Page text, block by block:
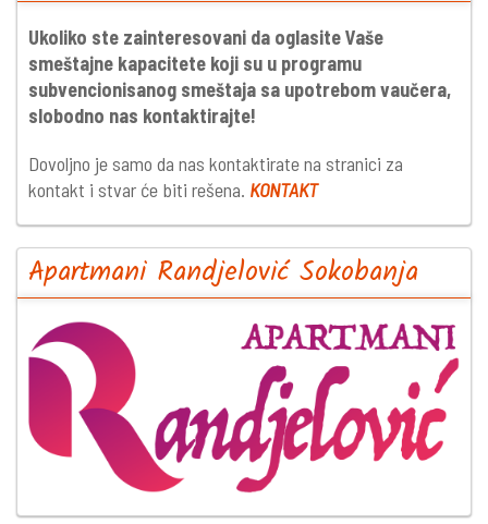
Ukoliko ste zainteresovani da oglasite Vaše
smeštajne kapacitete koji su u programu
subvencionisanog smeštaja sa upotrebom vaučera,
slobodno nas kontaktirajte!
Dovoljno je samo da nas kontaktirate na stranici za
kontakt i stvar će biti rešena. KONTAKT
Apartmani Randjelović Sokobanja